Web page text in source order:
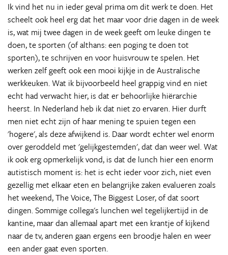
Ik vind het nu in ieder geval prima om dit werk te doen. Het
scheelt ook heel erg dat het maar voor drie dagen in de week
is, wat mij twee dagen in de week geeft om leuke dingen te
doen, te sporten (of althans: een poging te doen tot
sporten), te schrijven en voor huisvrouw te spelen. Het
werken zelf geeft ook een mooi kijkje in de Australische
werkkeuken. Wat ik bijvoorbeeld heel grappig vind en niet
echt had verwacht hier, is dat er behoorlijke hiërarchie
heerst. In Nederland heb ik dat niet zo ervaren. Hier durft
men niet echt zijn of haar mening te spuien tegen een
'hogere', als deze afwijkend is. Daar wordt echter wel enorm
over geroddeld met 'gelijkgestemden', dat dan weer wel. Wat
ik ook erg opmerkelijk vond, is dat de lunch hier een enorm
autistisch moment is: het is echt ieder voor zich, niet even
gezellig met elkaar eten en belangrijke zaken evalueren zoals
het weekend, The Voice, The Biggest Loser, of dat soort
dingen. Sommige collega's lunchen wel tegelijkertijd in de
kantine, maar dan allemaal apart met een krantje of kijkend
naar de tv, anderen gaan ergens een broodje halen en weer
een ander gaat even sporten.